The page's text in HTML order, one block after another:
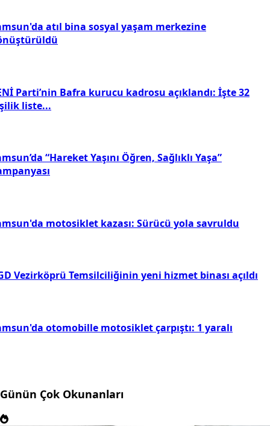
atıl bina sosyal yaşam merkezine
Parti’nin Bafra kurucu kadrosu açıklandı: İşte 32
liste...
“Hareket Yaşını Öğren, Sağlıklı Yaşa”
motosiklet kazası: Sürücü yola savruldu
Vezirköprü Temsilciliğinin yeni hizmet binası açıldı
otomobille motosiklet çarpıştı: 1 yaralı
Günün Çok Okunanları